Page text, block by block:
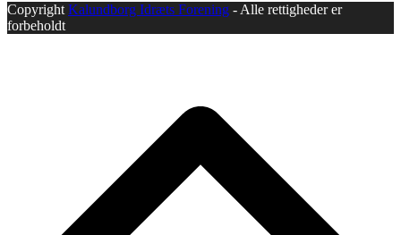
Copyright Kalundborg Idræts Forening - Alle rettigheder er
forbeholdt